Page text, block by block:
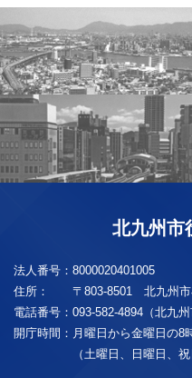
北九州市
法人番号： 8000020401005
住所：
〒803-8501 北九州
電話番号： 093-582-4894（北九
開庁時間： 月曜日から金曜日の8
（土曜日、日曜日、